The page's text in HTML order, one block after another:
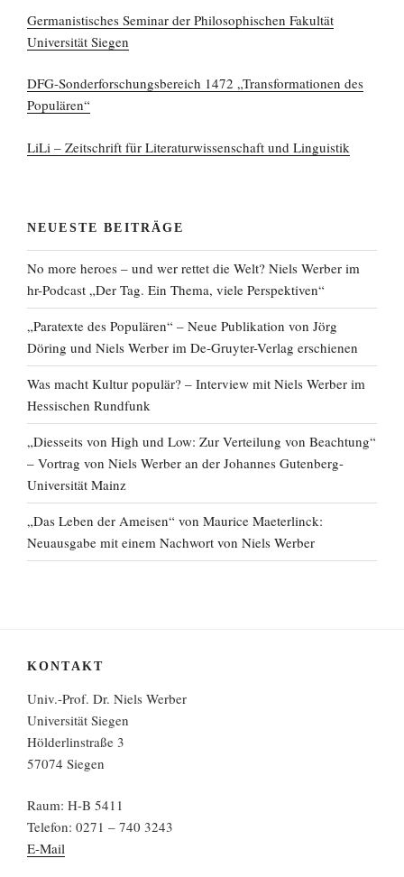
Germanistisches Seminar der Philosophischen Fakultät
Universität Siegen
DFG-Sonderforschungsbereich 1472 „Transformationen des
Populären“
LiLi – Zeitschrift für Literaturwissenschaft und Linguistik
NEUESTE BEITRÄGE
No more heroes – und wer rettet die Welt? Niels Werber im
hr-Podcast „Der Tag. Ein Thema, viele Perspektiven“
„Paratexte des Populären“ – Neue Publikation von Jörg
Döring und Niels Werber im De-Gruyter-Verlag erschienen
Was macht Kultur populär? – Interview mit Niels Werber im
Hessischen Rundfunk
„Diesseits von High und Low: Zur Verteilung von Beachtung“
– Vortrag von Niels Werber an der Johannes Gutenberg-
Universität Mainz
„Das Leben der Ameisen“ von Maurice Maeterlinck:
Neuausgabe mit einem Nachwort von Niels Werber
KONTAKT
Univ.-Prof. Dr. Niels Werber
Universität Siegen
Hölderlinstraße 3
57074 Siegen
Raum: H-B 5411
Telefon: 0271 – 740 3243
E-Mail